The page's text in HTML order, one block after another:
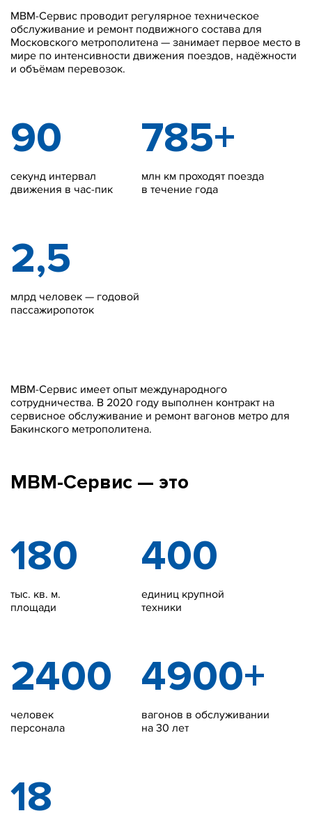
МВМ-Сервис проводит регулярное техническое
обслуживание и ремонт подвижного состава для
Московского метрополитена — занимает первое место в
мире по интенсивности движения поездов, надёжности
и объёмам перевозок.
90
секунд интервал
движения в час-пик
785+
млн км проходят поезда
в течение года
2,5
млрд человек — годовой
пассажиропоток
МВМ-Сервис имеет опыт международного
сотрудничества. В 2020 году выполнен контракт на
сервисное обслуживание и ремонт вагонов метро для
Бакинского метрополитена.
MBM-Сервис — это
180
тыс. кв. м.
площади
400
единиц крупной
техники
2400
человек
персонала
4900+
вагонов в обслуживании
на 30 лет
18